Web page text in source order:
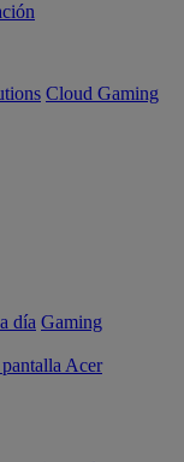
Cloud Gaming
día Gaming
Acer